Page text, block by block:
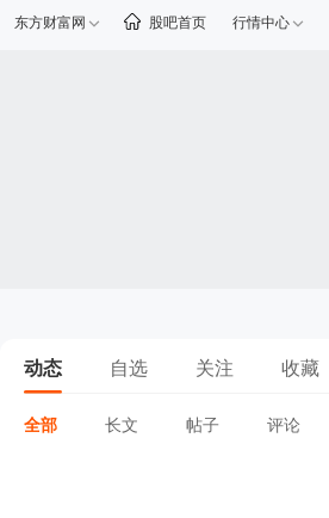
东方财富网 股吧首页 行情中心
动态 自选 关注 收藏
全部 长文 帖子 评论